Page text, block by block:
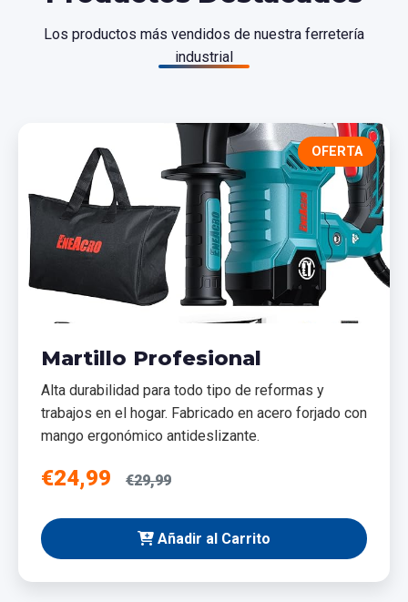
Los productos más vendidos de nuestra ferretería
industrial
OFERTA
Martillo Profesional
Alta durabilidad para todo tipo de reformas y
trabajos en el hogar. Fabricado en acero forjado con
mango ergonómico antideslizante.
€24,99 €29,99
Añadir al Carrito